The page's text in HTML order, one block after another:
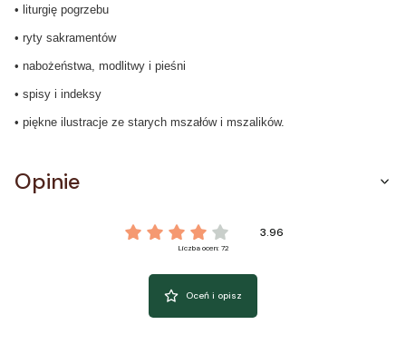
• liturgię pogrzebu
• ryty sakramentów
• nabożeństwa, modlitwy i pieśni
• spisy i indeksy
• piękne ilustracje ze starych mszałów i mszalików.
Opinie
3.96
Liczba ocen: 72
Oceń i opisz